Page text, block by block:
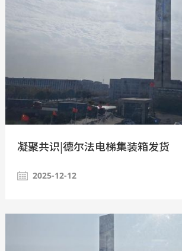
凝聚共识|德尔法电梯集装箱发货
2025-12-12